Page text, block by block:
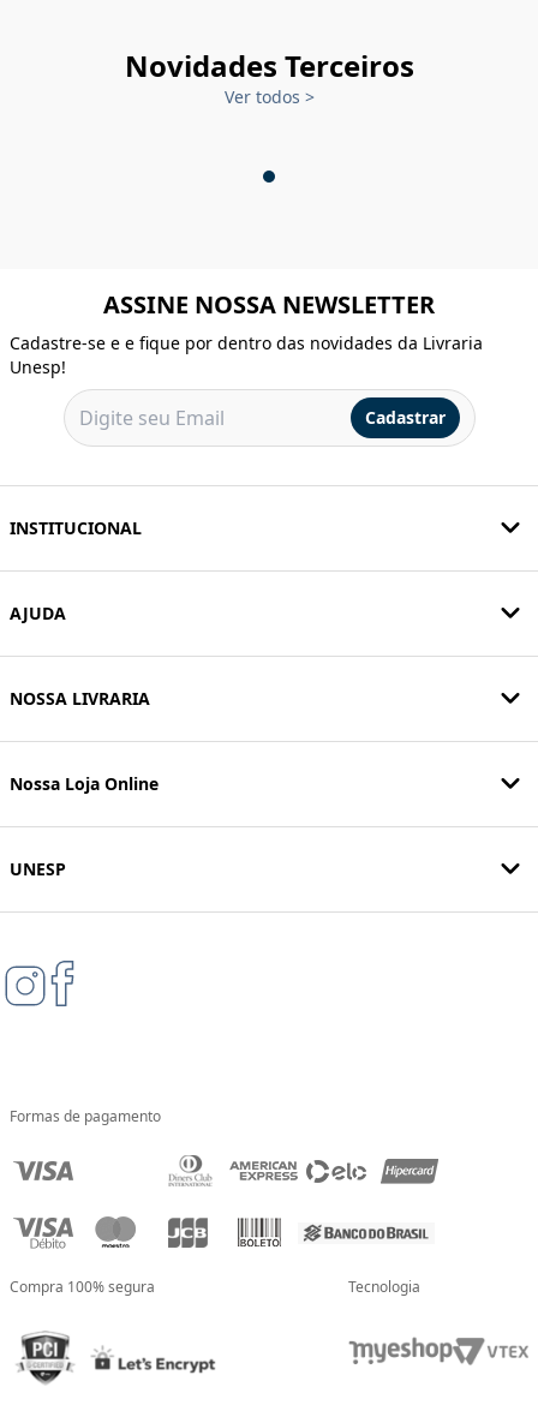
Novidades Terceiros
Ver todos >
ASSINE NOSSA NEWSLETTER
Cadastre-se e e fique por dentro das novidades da Livraria
Unesp!
Cadastrar
INSTITUCIONAL
AJUDA
NOSSA LIVRARIA
Nossa Loja Online
UNESP
Formas de pagamento
Compra 100% segura Tecnologia